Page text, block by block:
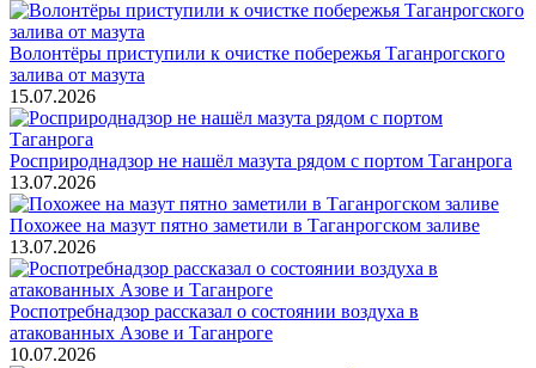
Волонтёры приступили к очистке побережья Таганрогского
залива от мазута
15.07.2026
Росприроднадзор не нашёл мазута рядом с портом Таганрога
13.07.2026
Похожее на мазут пятно заметили в Таганрогском заливе
13.07.2026
Роспотребнадзор рассказал о состоянии воздуха в
атакованных Азове и Таганроге
10.07.2026